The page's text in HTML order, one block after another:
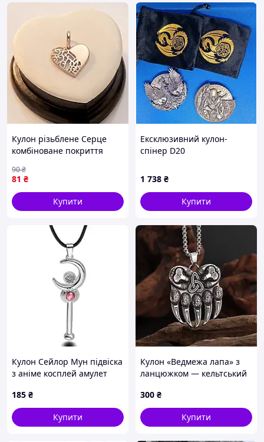
Кулон різьблене Серце
комбіноване покриття
81 ₴
90₴
Купити
Ексклюзивний кулон-
спінер D20
.Фенікс та Гоблін.
1 738 ₴
Купити
Кулон Сейлор Мун підвіска
з аніме косплей амулет
Sailor Moon
185 ₴
Купити
Кулон «Ведмежа лапа» з
ланцюжком — кельтський
захисту
300 ₴
Купити